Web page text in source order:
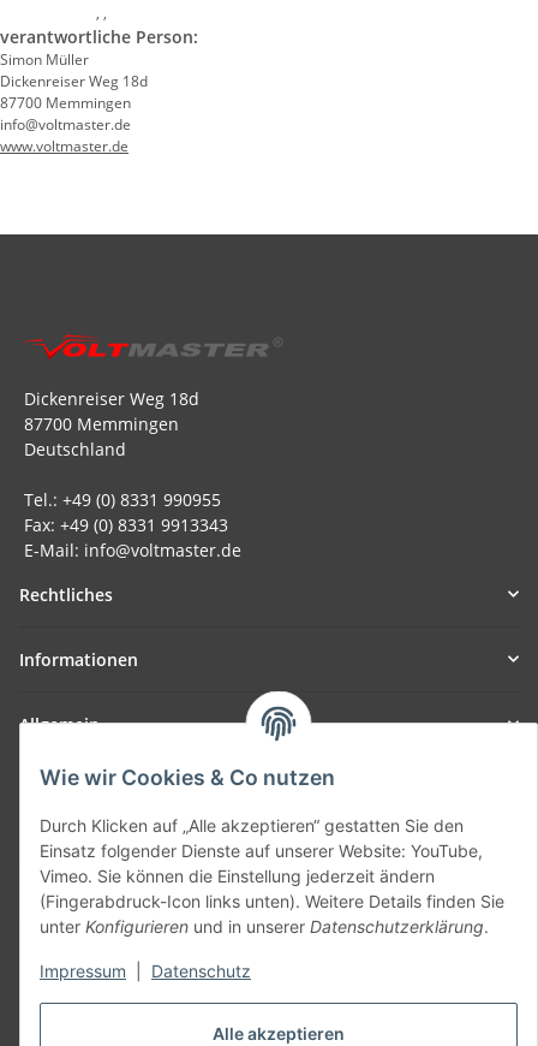
Alle akzeptieren
Wie wir Cookies & Co nutzen
Durch Klicken auf „Alle akzeptieren“ gestatten Sie den
Einsatz folgender Dienste auf unserer Website: YouTube,
Vimeo. Sie können die Einstellung jederzeit ändern
(Fingerabdruck-Icon links unten). Weitere Details finden Sie
unter Konfigurieren und in unserer Datenschutzerklärung.
Impressum Datenschutz
, ,
verantwortliche Person:
Simon Müller
Dickenreiser Weg 18d
87700 Memmingen
info@voltmaster.de
www.voltmaster.de
Dickenreiser Weg 18d
87700 Memmingen
Deutschland
Tel.: +49 (0) 8331 990955
Fax: +49 (0) 8331 9913343
E-Mail: info@voltmaster.de
Rechtliches
Informationen
Allgemein
Teil unseres Netzwerks:
SmoliTec - Safety. Simplified. Worldwide. ( B2B Shop )
Vertrag widerrufen
* Alle Preise inkl. gesetzlicher USt., zzgl.Versand